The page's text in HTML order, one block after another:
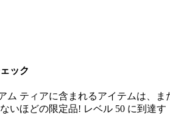
ック
ム ティアに含まれるアイテムは、ま
いほどの限定品! レベル 50 に到達す